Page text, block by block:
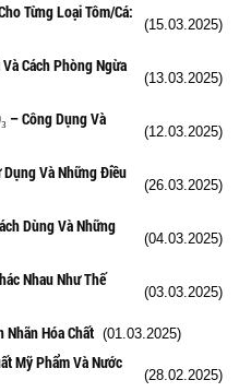
Từng Loại Tôm/Cá:
(15.03.2025)
Cách Phòng Ngừa
(13.03.2025)
– Công Dụng Và
(12.03.2025)
Và Những Điều
(26.03.2025)
Dùng Và Những
(04.03.2025)
Nhau Như Thế
(03.03.2025)
Nhãn Hóa Chất (01.03.2025)
Mỹ Phẩm Và Nước
(28.02.2025)